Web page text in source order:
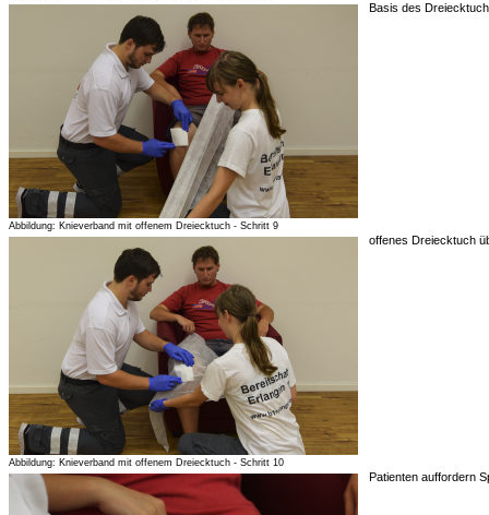
Abbildung: Knieverband mit offenem Dreiecktuch - Schritt 9
Basis des
Abbildung: Knieverband mit offenem Dreiecktuch - Schritt 10
offenes Dreiecktuch
Patienten auffordern